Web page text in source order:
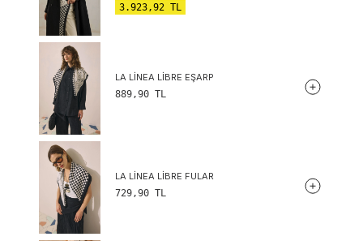
3.923,92 TL
LA LINEA LIBRE EŞARP
889,90 TL
LA LINEA LIBRE FULAR
729,90 TL